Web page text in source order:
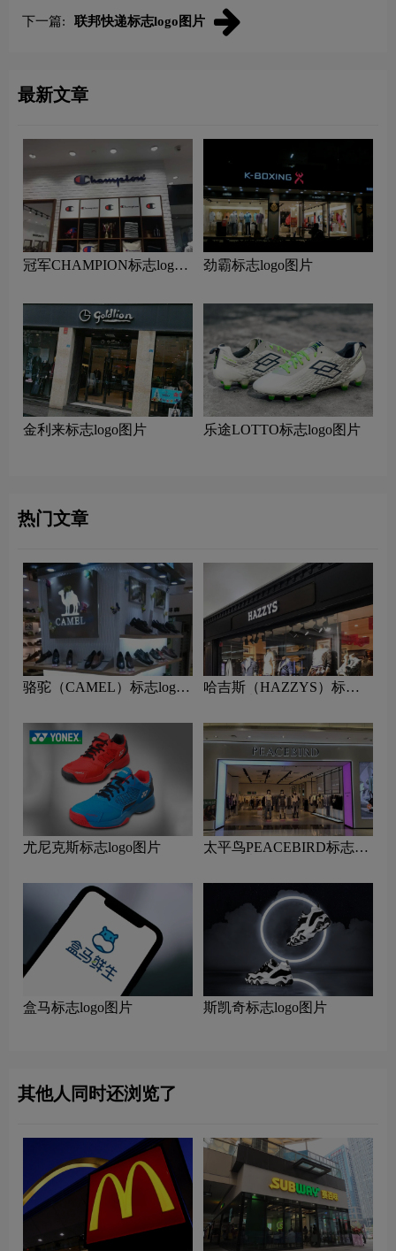
下一篇: 联邦快递标志logo图片
最新文章
冠军CHAMPION标志logo
劲霸标志logo图片
金利来标志logo图片 乐途LOTTO标志logo图片
热门文章
骆驼（CAMEL）标志logo
哈吉斯（HAZZYS）标志
尤尼克斯标志logo图片
太平鸟PEACEBIRD标志
盒马标志logo图片 斯凯奇标志logo图片
其他人同时还浏览了